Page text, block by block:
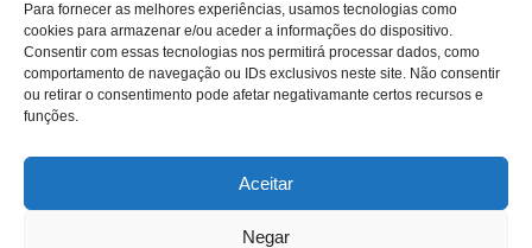
Para fornecer as melhores experiências, usamos tecnologias como
cookies para armazenar e/ou aceder a informações do dispositivo.
Consentir com essas tecnologias nos permitirá processar dados, como
comportamento de navegação ou IDs exclusivos neste site. Não consentir
ou retirar o consentimento pode afetar negativamante certos recursos e
funções.
Aceitar
Negar
Qualidade das Peças
Minha Conta
© VTcell Soluções Electrónicas - Todos os Direitos Reservados - 2018 -